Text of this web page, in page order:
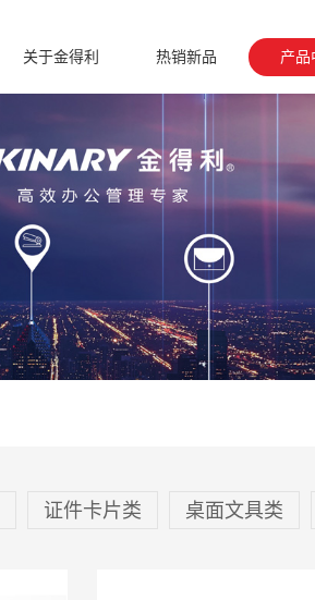
关于金得利 热销新品 产品
证件卡片类 桌面文具类